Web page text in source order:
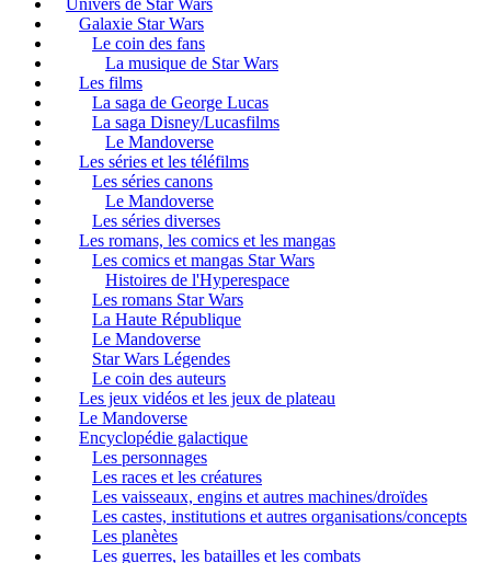
Univers de Star Wars
Galaxie Star Wars
Le coin des fans
La musique de Star Wars
Les films
La saga de George Lucas
La saga Disney/Lucasfilms
Le Mandoverse
Les séries et les téléfilms
Les séries canons
Le Mandoverse
Les séries diverses
Les romans, les comics et les mangas
Les comics et mangas Star Wars
Histoires de l'Hyperespace
Les romans Star Wars
La Haute République
Le Mandoverse
Star Wars Légendes
Le coin des auteurs
Les jeux vidéos et les jeux de plateau
Le Mandoverse
Encyclopédie galactique
Les personnages
Les races et les créatures
Les vaisseaux, engins et autres machines/droïdes
Les castes, institutions et autres organisations/concepts
Les planètes
Les guerres, les batailles et les combats